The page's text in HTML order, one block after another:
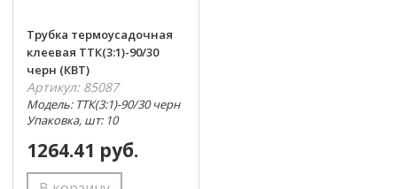
Трубка термоусадочная
клеевая ТТК(3:1)-90/30
черн (КВТ)
Артикул: 85087
Модель: ТТК(3:1)-90/30 черн
Упаковка, шт: 10
1264.41 руб.